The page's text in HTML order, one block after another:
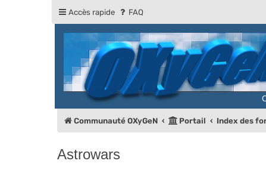
Accès rapide FAQ
Communauté OXyGeN Portail Index des
Astrowars